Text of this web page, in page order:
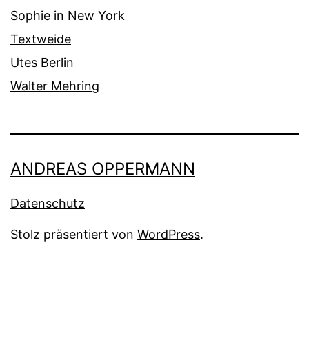
Sophie in New York
Textweide
Utes Berlin
Walter Mehring
ANDREAS OPPERMANN
Datenschutz
Stolz präsentiert von WordPress.